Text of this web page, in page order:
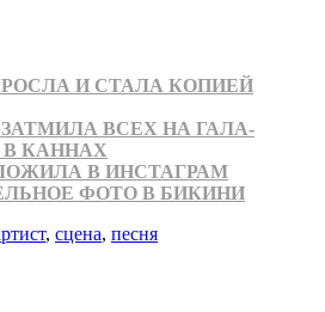
И СТАЛА КОПИЕЙ
ВСЕХ НА ГАЛА-
В КАННАХ
В ИНСТАГРАМ
ФОТО В БИКИНИ
, сцена, песня